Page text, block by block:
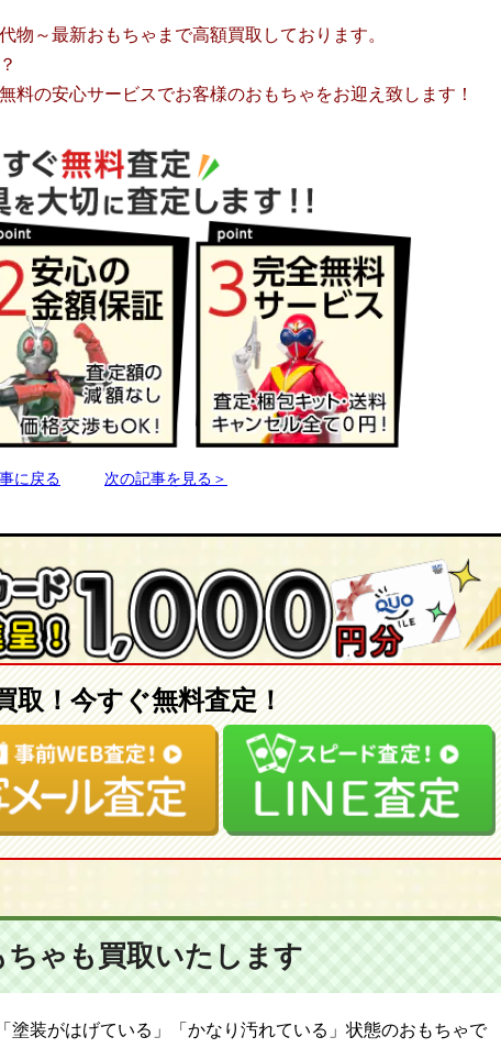
物～最新おもちゃまで高額買取しております。
料の安心サービスでお客様のおもちゃをお迎え致します！
に戻る 次の記事を見る＞
取！今すぐ無料査定！
ちゃも買取いたします
塗装がはげている」「かなり汚れている」状態のおもちゃで